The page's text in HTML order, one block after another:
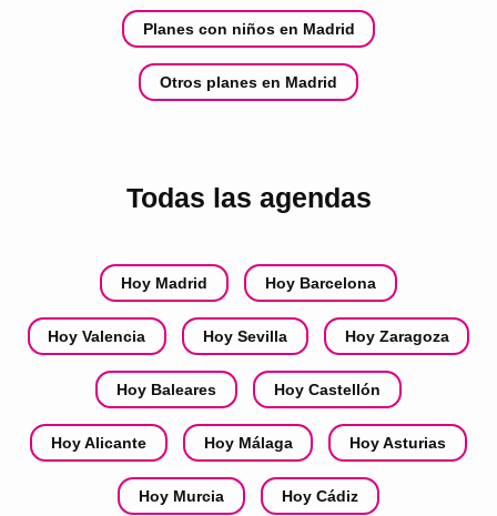
Planes con niños en Madrid
Otros planes en Madrid
Todas las agendas
Hoy Madrid Hoy Barcelona
Hoy Valencia Hoy Sevilla Hoy Zaragoza
Hoy Baleares Hoy Castellón
Hoy Alicante Hoy Málaga Hoy Asturias
Hoy Murcia Hoy Cádiz